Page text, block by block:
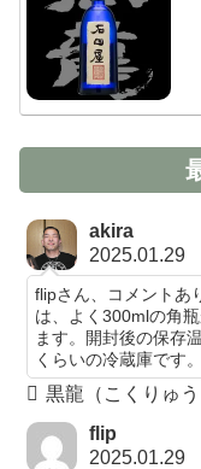
akira
2025.01.29
flipさん、コメントあ
は、よく300mlの角
ます。開封後の保存
くらいの冷蔵庫です
黒龍（こくりゅ
flip
2025.01.29